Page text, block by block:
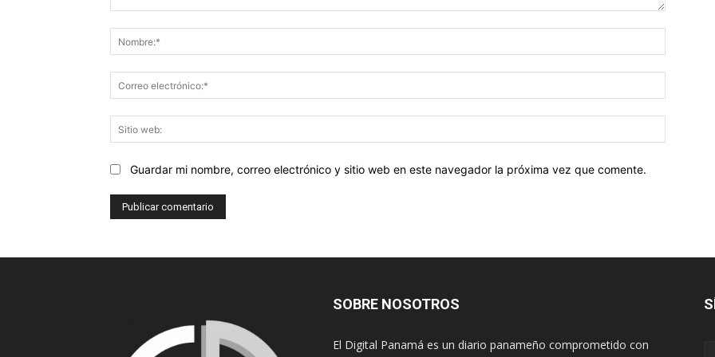
web:
Guardar mi nombre, correo electrónico y sitio web en este navegador la próxima vez que comente.
SOBRE NOSOTROS
El Digital Panamá es un diario panameño comprometido con